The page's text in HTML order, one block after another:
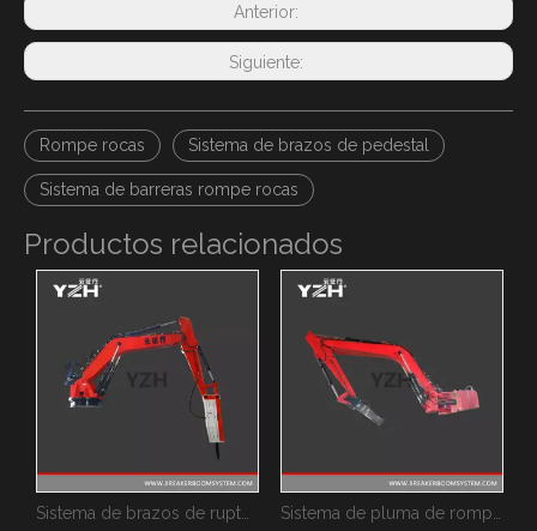
Anterior:
Siguiente:
Rompe rocas Sistema de brazos de pedestal
Sistema de barreras rompe rocas
Productos relacionados